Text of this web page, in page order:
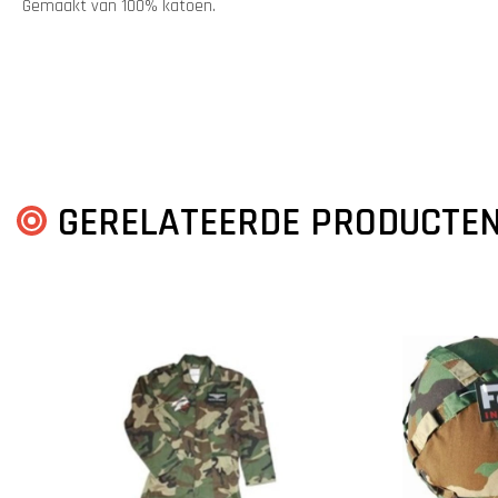
Gemaakt van 100% katoen.
GERELATEERDE